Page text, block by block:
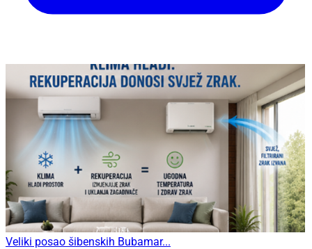
Veliki posao šibenskih Bubamar...